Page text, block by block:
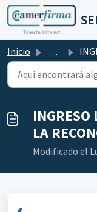
Saltar al contenido
Inicio ... INGRESO
INGRESO
LA
Modificado el